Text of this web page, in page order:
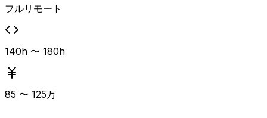
フルリモート
140h 〜 180h
85 〜 125万